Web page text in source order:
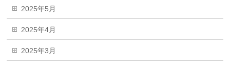
2025年5月
2025年4月
2025年3月